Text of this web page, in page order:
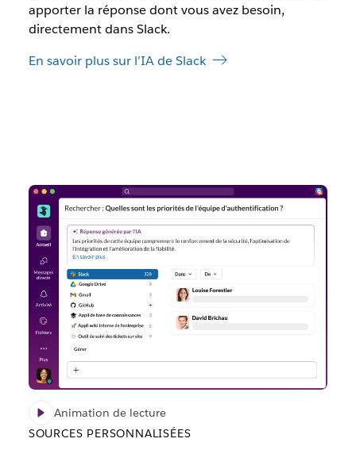
apporter la réponse dont vous avez besoin,
directement dans Slack.
En savoir plus sur l’IA de Slack
Animation de lecture
SOURCES PERSONNALISÉES